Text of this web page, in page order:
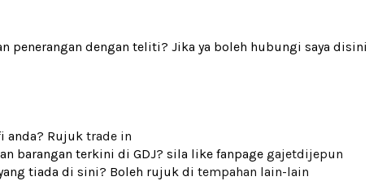
penerangan dengan teliti? Jika ya boleh hubungi saya disini
anda? Rujuk trade in
barangan terkini di GDJ? sila like fanpage gajetdijepun
tiada di sini? Boleh rujuk di tempahan lain-lain